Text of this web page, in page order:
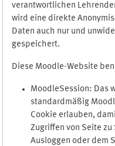
verantwortlichen
wird eine direkte
Daten auch nur und
gespeichert.
Diese Moodle-Website
MoodleSession: Das
standardmäßig
Cookie erlauben,
Zugriffen von Seite
Ausloggen oder dem